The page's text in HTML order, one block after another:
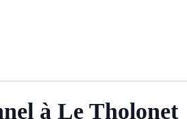
à Le Tholonet